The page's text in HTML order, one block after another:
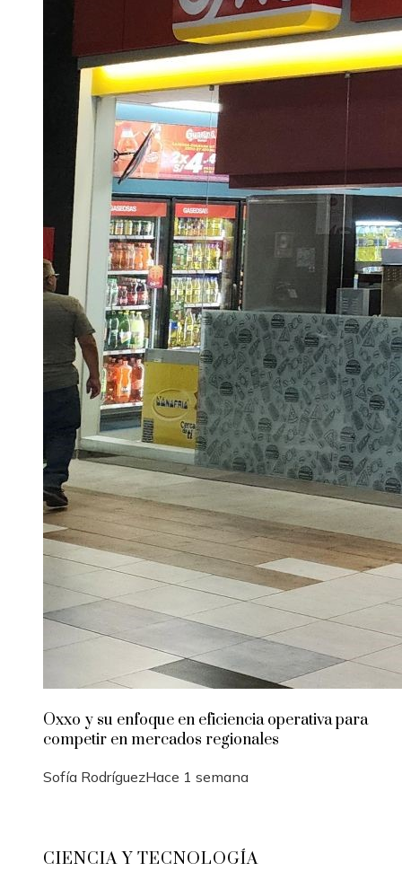
Oxxo y su enfoque en eficiencia operativa para
competir en mercados regionales
Sofía RodríguezHace 1 semana
CIENCIA Y TECNOLOGÍA